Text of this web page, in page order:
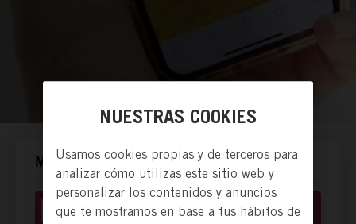
MANERAS DE ACTUAR.
Donación de recursos
NUESTRAS COOKIES
Usamos cookies propias y de terceros para
analizar cómo utilizas este sitio web y
personalizar los contenidos y anuncios
que te mostramos en base a tus hábitos de